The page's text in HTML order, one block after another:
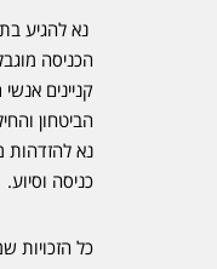
נא להגיע
הכניסה
קניינים
הביטחון
נא להזדהות
כניסה וסיוע.
כל הזכויות